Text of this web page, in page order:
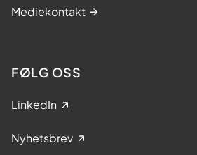
Mediekontakt
FØLG OSS
LinkedIn
Nyhetsbrev